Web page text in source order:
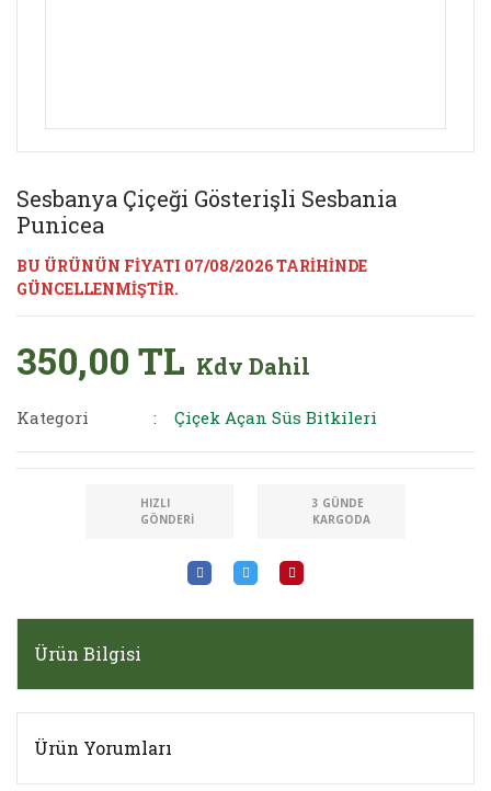
Sesbanya Çiçeği Gösterişli Sesbania
Punicea
BU ÜRÜNÜN FİYATI 07/08/2026 TARİHİNDE
GÜNCELLENMİŞTİR.
350,00 TL Kdv Dahil
Kategori Çiçek Açan Süs Bitkileri
HIZLI
GÖNDERI
3 GÜNDE
KARGODA
Ürün Bilgisi
Ürün Yorumları